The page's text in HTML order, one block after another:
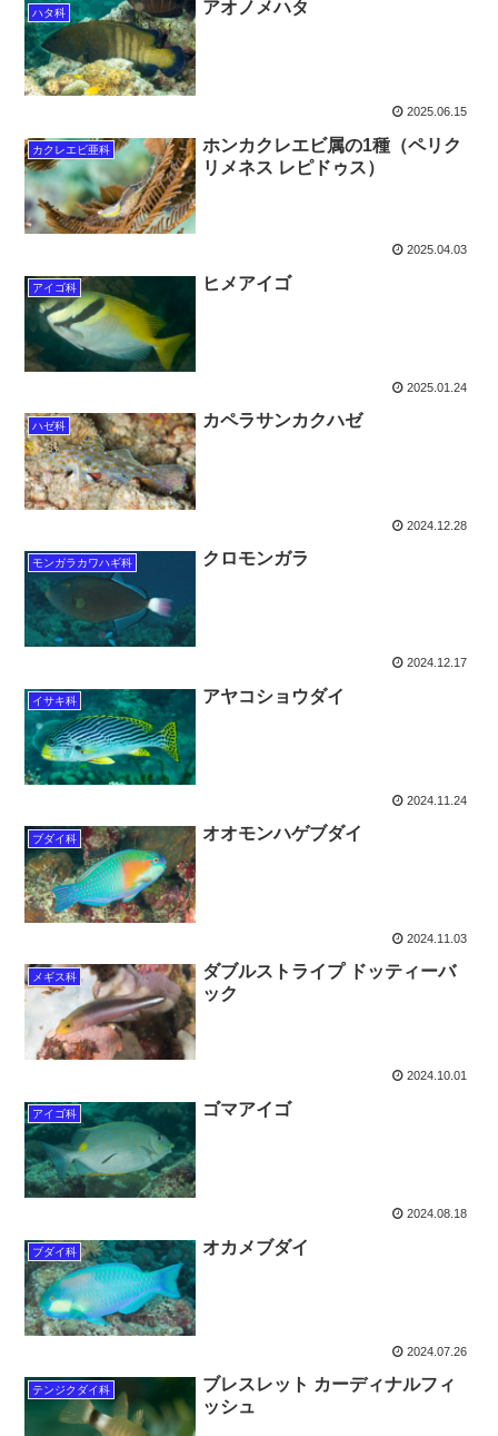
ハタ科 アオノメハタ
2025.06.15
カクレエビ亜科
ホンカクレエビ属の1種（ペリク
リメネス レピドゥス）
2025.04.03
アイゴ科 ヒメアイゴ
2025.01.24
ハゼ科 カペラサンカクハゼ
2024.12.28
モンガラカワハギ科 クロモンガラ
2024.12.17
イサキ科 アヤコショウダイ
2024.11.24
ブダイ科 オオモンハゲブダイ
2024.11.03
メギス科
ダブルストライプ ドッティーバ
ック
2024.10.01
アイゴ科 ゴマアイゴ
2024.08.18
ブダイ科 オカメブダイ
2024.07.26
テンジクダイ科
ブレスレット カーディナルフィ
ッシュ